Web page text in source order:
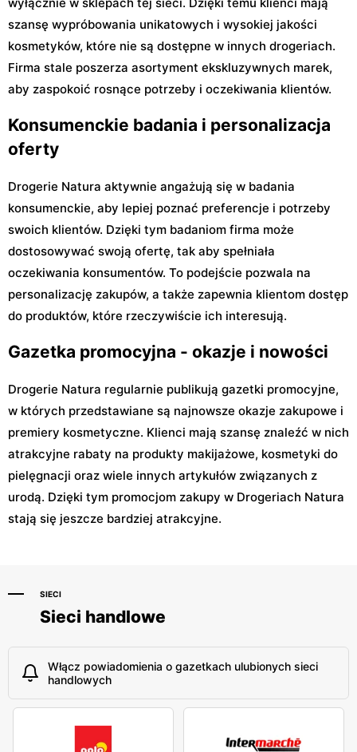
szansę wypróbowania unikatowych i wysokiej jakości
kosmetyków, które nie są dostępne w innych drogeriach.
Firma stale poszerza asortyment ekskluzywnych marek,
aby zaspokoić rosnące potrzeby i oczekiwania klientów.
Konsumenckie badania i personalizacja
oferty
Drogerie Natura aktywnie angażują się w badania
konsumenckie, aby lepiej poznać preferencje i potrzeby
swoich klientów. Dzięki tym badaniom firma może
dostosowywać swoją ofertę, tak aby spełniała
oczekiwania konsumentów. To podejście pozwala na
personalizację zakupów, a także zapewnia klientom dostęp
do produktów, które rzeczywiście ich interesują.
Gazetka promocyjna - okazje i nowości
Drogerie Natura regularnie publikują gazetki promocyjne,
w których przedstawiane są najnowsze okazje zakupowe i
premiery kosmetyczne. Klienci mają szansę znaleźć w nich
atrakcyjne rabaty na produkty makijażowe, kosmetyki do
pielęgnacji oraz wiele innych artykułów związanych z
urodą. Dzięki tym promocjom zakupy w Drogeriach Natura
stają się jeszcze bardziej atrakcyjne.
SIECI
Sieci handlowe
Włącz powiadomienia o gazetkach ulubionych sieci
handlowych